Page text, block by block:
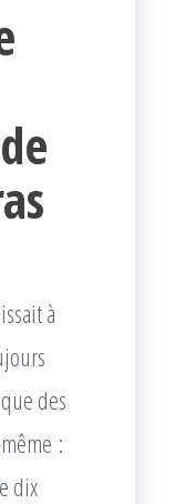
à
des
:
dix